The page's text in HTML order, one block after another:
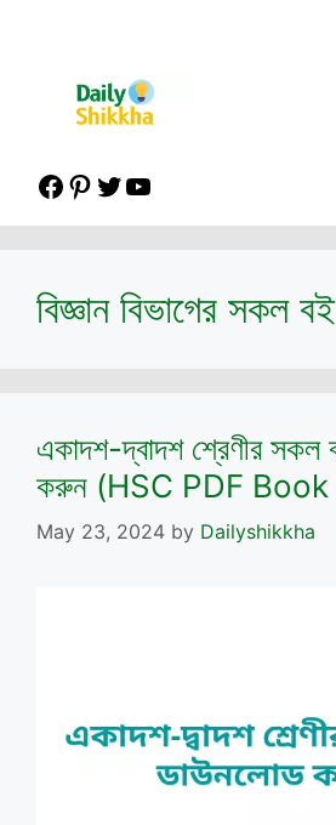
Facebook
Pinterest
Twitter
YouTube
বিজ্ঞান বিভাগের সকল
একাদশ-দ্বাদশ শ্রেণীর
করুন (HSC PDF
May 23, 2024 by Dailyshikkha